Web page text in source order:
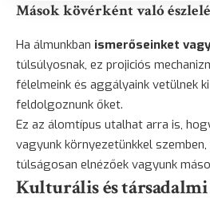
Mások kövérként való
Ha álmunkban ismerőseinket
túlsúlyosnak, ez projiciós
félelmeink és aggályaink vetülnek
feldolgoznunk őket.
Ez az álomtípus utalhat arra is,
vagyunk környezetünkkel
túlságosan elnézőek vagyunk
Kulturális és